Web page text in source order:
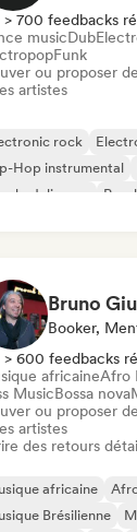
> 700 feedbacks
musicDub
Funk
ou proposer
artistes
rock
Hop instrumental
pop
Bruno
Booker,
> 600 feedbacks
africaineAfro
MusicBossa nova
ou proposer
artistes
des retours
africaine
Brésilienne